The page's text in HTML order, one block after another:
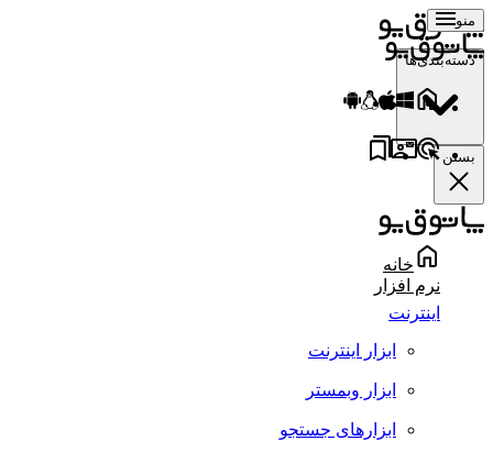
منو
دسته‌بندی‌ها
بستن
خانه
نرم افزار
اینترنت
ابزار اینترنت
ابزار وبمستر
ابزارهای جستجو